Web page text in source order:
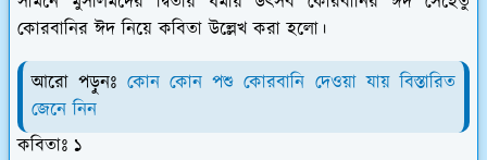
কোরবানির ঈদ নিয়ে কবিতা উল্লেখ করা হলো।
আরো পড়ুনঃ কোন কোন পশু কোরবানি দেওয়া যায় বিস্তারিত
জেনে নিন
কবিতাঃ ১